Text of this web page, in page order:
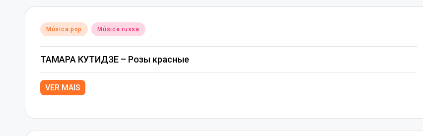
Posted
Música pop Música russa
ТАМАРА КУТИДЗЕ – Розы красные
VER MAIS